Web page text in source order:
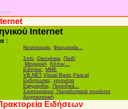
Internet
:
Νοσοκομεία Φαρμακεία...
Σπίτι Οικογένεια Παιδί
Μαγειρική
Κήπος...
Ειδήσεις ΜΜΕ
VB.NET Visual Basic Pascal
Εκδηλώσεις, γεγονότα
Εφημερίδες Περιοδικά...
Συνεταιρισμοί, Παραδοσιακά προϊόντα
Αρχιτεκτονική
Ειδήσεων